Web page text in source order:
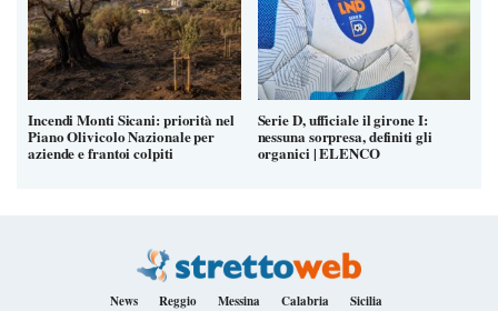
Incendi Monti Sicani: priorità nel
Piano Olivicolo Nazionale per
aziende e frantoi colpiti
Serie D, ufficiale il girone I:
nessuna sorpresa, definiti gli
organici | ELENCO
News Reggio Messina Calabria
Sicilia